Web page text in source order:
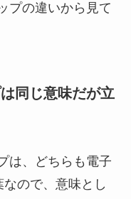
プの違いから見て
同じ意味だが立
は、どちらも電子
ので、意味とし